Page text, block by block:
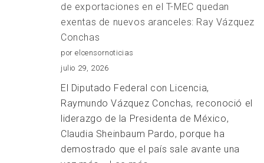
de exportaciones en el T-MEC quedan
exentas de nuevos aranceles: Ray Vázquez
Conchas
por elcensornoticias
julio 29, 2026
El Diputado Federal con Licencia,
Raymundo Vázquez Conchas, reconoció el
liderazgo de la Presidenta de México,
Claudia Sheinbaum Pardo, porque ha
demostrado que el país sale avante una